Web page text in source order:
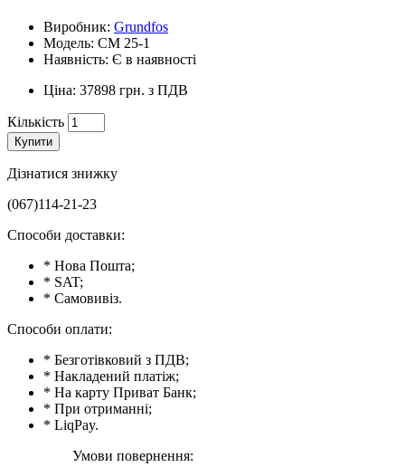
Виробник: Grundfos
Модель: CM 25-1
Наявність: Є в наявності
Ціна: 37898 грн. з ПДВ
Кількість
Купити
Дізнатися знижку
(067)114-21-23
Способи доставки:
* Нова Пошта;
* SAT;
* Самовивіз.
Способи оплати:
* Безготівковий з ПДВ;
* Накладений платіж;
* На карту Приват Банк;
* При отриманні;
* LiqPay.
Умови повернення: